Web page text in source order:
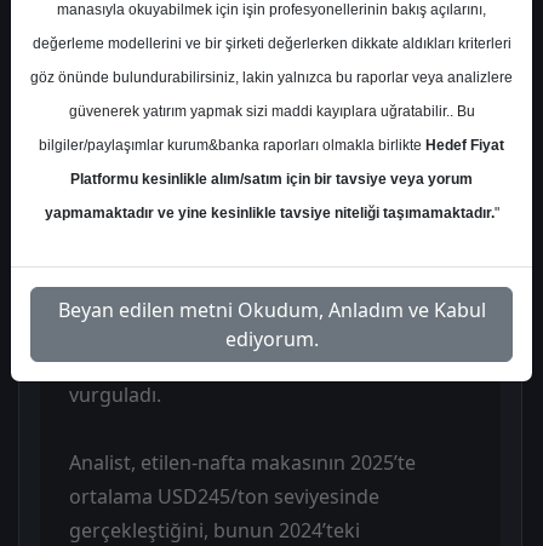
Raporda Petkim için ana odak, etilen-nafta
makasının haftalık bazda gerilemesi oldu;
12 Haziran 2026 itibarıyla makas
USD328/ton seviyesine düştü ve haftalık
bazda USD44.75 daraldı. Bir önceki hafta da
makas USD6.75 azalmıştı. Daralmanın
temel nedeni etilen fiyatındaki w/w %1.7’lik
2025 boyunca makasın 2024’e göre anlamlı
biçimde toparlandığını ve sektör
marjlarında yıllık bazda iyileşme olduğunu
vurguladı.
Analist, etilen-nafta makasının 2025’te
ortalama USD245/ton seviyesinde
gerçekleştiğini, bunun 2024’teki
manasıyla okuyabilmek için işin profesyonellerinin bakış açılarını,
değerleme modellerini ve bir şirketi değerlerken dikkate aldıkları kriterleri
göz önünde bulundurabilirsiniz, lakin yalnızca bu raporlar veya analizlere
güvenerek yatırım yapmak sizi maddi kayıplara uğratabilir.. Bu
bilgiler/paylaşımlar kurum&banka raporları olmakla birlikte Hedef Fiyat
Platformu kesinlikle alım/satım için bir tavsiye veya yorum
yapmamaktadır ve yine kesinlikle tavsiye niteliği taşımamaktadır."
Beyan edilen metni Okudum, Anladım ve Kabul
ediyorum.